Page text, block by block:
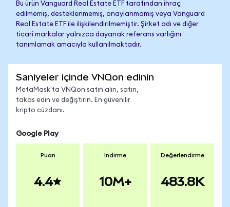
Bu ürün Vanguard Real Estate ETF tarafından ihraç
edilmemiş, desteklenmemiş, onaylanmamış veya Vanguard
Real Estate ETF ile ilişkilendirilmemiştir. Şirket adı ve diğer
ticari markalar yalnızca dayanak referans varlığını
tanımlamak amacıyla kullanılmaktadır.
Saniyeler içinde VNQon edinin
MetaMask'ta VNQon satın alın, satın,
takas edin ve değiştirin. En güvenilir
kripto cüzdanı.
Google Play
Puan
4.4
İndirme
10M+
Değerlendirme
483.8K